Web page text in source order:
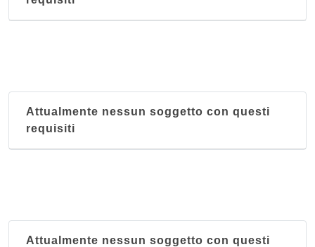
Attualmente nessun soggetto con questi
requisiti
Attualmente nessun soggetto con questi